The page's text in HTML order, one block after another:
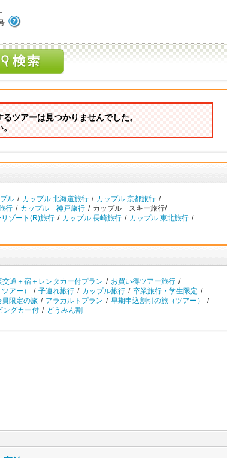
ツアーは見つかりませんでした。
ル / カップル 北海道旅行 / カップル 京都旅行 /
行 / カップル 神戸旅行 / カップル スキー旅行/
ゾート(R)旅行 / カップル 長崎旅行 / カップル 東北旅行 /
交通＋宿＋レンタカー付プラン / お買い得ツアー旅行 /
アー） / 子連れ旅行 / カップル旅行 / 卒業旅行・学生限定 /
員限定の旅 / アラカルトプラン / 早期申込割引の旅（ツアー）
/
ングカー付 / どうみん割